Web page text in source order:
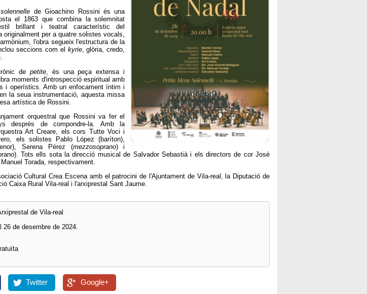
de Gioachino Rossini és una
el 1863 que combina la solemnitat
brillant i teatral característic del
originalment per a quatre solistes vocals,
l'obra segueix l'estructura de la
seccions com el kyrie, glòria, credo,
de petite, és una peça extensa i
moments d'introspecció espiritual amb
i operístics. Amb un enfocament íntim i
la seua instrumentació, aquesta missa
artística de Rossini.
orquestral que Rossini va fer el
després de compondre-la. Amb la
Art Creare, els cors Tutte Voci i
els solistes Pablo López (baríton),
Serena Pérez (mezzosoprano) i
Tots ells sota la direcció musical de Salvador Sebastià i els directors de cor José
Torada, respectivament.
Cultural Crea Escena amb el patrocini de l'Ajuntament de Vila-real, la Diputació de
Caixa Rural Vila-real i l'arxiprestal Sant Jaume.
de Vila-real
26 de desembre de 2024.
Twitter Google+